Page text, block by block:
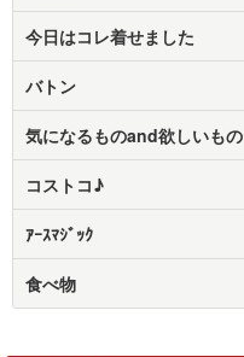
今日はコレ着せました
バトン
気になるものand欲しいもの
コストコ♪
ｱｰｽﾏｼﾞｯｸ
食べ物